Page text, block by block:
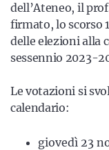
Resta sempre
nostra newsletter
Iscriviti
dell’Ateneo, il
firmato, lo scorso
delle elezioni alla
sessennio 2023-
Le votazioni si
calendario:
giovedì 23